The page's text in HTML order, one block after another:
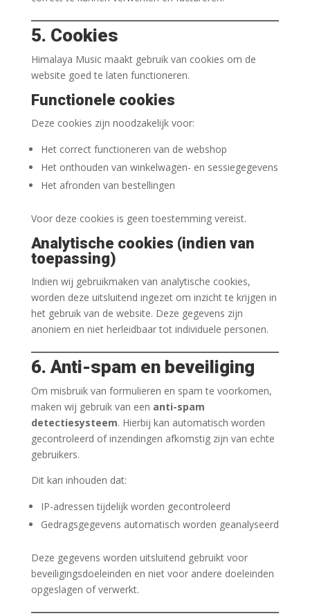
5. Cookies
Himalaya Music maakt gebruik van cookies om de
website goed te laten functioneren.
Functionele cookies
Deze cookies zijn noodzakelijk voor:
Het correct functioneren van de webshop
Het onthouden van winkelwagen- en sessiegegevens
Het afronden van bestellingen
Voor deze cookies is geen toestemming vereist.
Analytische cookies (indien van
toepassing)
Indien wij gebruikmaken van analytische cookies,
worden deze uitsluitend ingezet om inzicht te krijgen in
het gebruik van de website. Deze gegevens zijn
anoniem en niet herleidbaar tot individuele personen.
6. Anti-spam en beveiliging
Om misbruik van formulieren en spam te voorkomen,
maken wij gebruik van een anti-spam
detectiesysteem. Hierbij kan automatisch worden
gecontroleerd of inzendingen afkomstig zijn van echte
gebruikers.
Dit kan inhouden dat:
IP-adressen tijdelijk worden gecontroleerd
Gedragsgegevens automatisch worden geanalyseerd
Deze gegevens worden uitsluitend gebruikt voor
beveiligingsdoeleinden en niet voor andere doeleinden
opgeslagen of verwerkt.